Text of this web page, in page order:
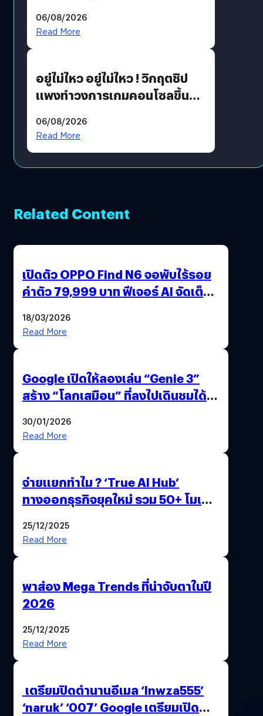
แนวทางปรับตัวสู่เศรษฐกิจสี
06/08/2026
Read More
อยู่ไม่ไหว อยู่ไม่ไหว ! วิกฤตชิป
แพงทำวงการเกมคอนโซลขึ้น
?
06/08/2026
Read More
Related Content
เปิดตัว OPPO Find N6 จอพับไร้รอย
ค่าตัว 79,999 บาท ฟีเจอร์ AI จัดเต็ม
18/03/2026
Read More
Google เปิดให้ลองเล่น “Genie 3”
สร้าง “โลกเสมือน” ที่ลงไปเดินชมได้
30/01/2026
Read More
จ่ายแยกทำไม ? ‘True AI Hub’
ทางออกธุรกิจยุคใหม่ รวม 50+ โมเดล
25/12/2025
Read More
พาส่อง Mega Trends ที่น่าจับตาในปี
2026
25/12/2025
Read More
เตรียมปิดตำนานอีเมล ‘lnwza555’
‘naruk’ ‘007’ Google เตรียมเปิด